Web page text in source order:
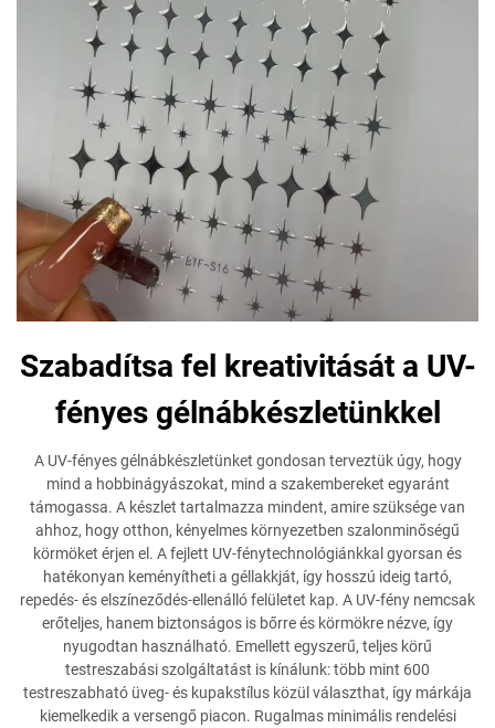
Szabadítsa fel kreativitását a UV-
fényes gélnábkészletünkkel
A UV-fényes gélnábkészletünket gondosan terveztük úgy, hogy
mind a hobbinágyászokat, mind a szakembereket egyaránt
támogassa. A készlet tartalmazza mindent, amire szüksége van
ahhoz, hogy otthon, kényelmes környezetben szalonminőségű
körmöket érjen el. A fejlett UV-fénytechnológiánkkal gyorsan és
hatékonyan keményítheti a géllakkját, így hosszú ideig tartó,
repedés- és elszíneződés-ellenálló felületet kap. A UV-fény nemcsak
erőteljes, hanem biztonságos is bőrre és körmökre nézve, így
nyugodtan használható. Emellett egyszerű, teljes körű
testreszabási szolgáltatást is kínálunk: több mint 600
testreszabható üveg- és kupakstílus közül választhat, így márkája
kiemelkedik a versengő piacon. Rugalmas minimális rendelési